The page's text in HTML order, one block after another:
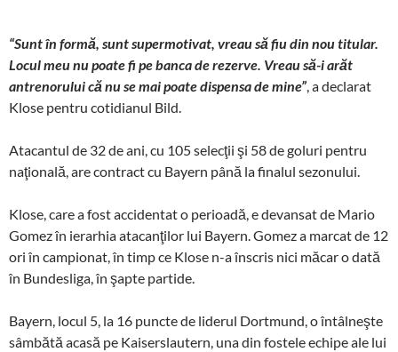
“Sunt în formă, sunt supermotivat, vreau să fiu din nou titular.
Locul meu nu poate fi pe banca de rezerve. Vreau să-i arăt
antrenorului că nu se mai poate dispensa de mine”, a declarat
Klose pentru cotidianul Bild.
Atacantul de 32 de ani, cu 105 selecţii şi 58 de goluri pentru
naţională, are contract cu Bayern până la finalul sezonului.
Klose, care a fost accidentat o perioadă, e devansat de Mario
Gomez în ierarhia atacanţilor lui Bayern. Gomez a marcat de 12
ori în campionat, în timp ce Klose n-a înscris nici măcar o dată
în Bundesliga, în şapte partide.
Bayern, locul 5, la 16 puncte de liderul Dortmund, o întâlneşte
sâmbătă acasă pe Kaiserslautern, una din fostele echipe ale lui